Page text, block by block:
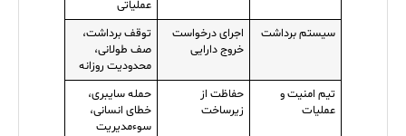
عملیاتی
سیستم برداشت
اجرای درخواست
خروج دارایی
توقف برداشت،
صف طولانی،
محدودیت روزانه
تیم امنیت و
عملیات
حفاظت از
زیرساخت
حمله سایبری،
خطای انسانی،
سوءمدیریت